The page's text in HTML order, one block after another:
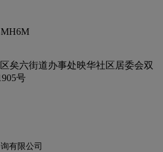
矣六街道办事处映华社区居委会双
号
有限公司